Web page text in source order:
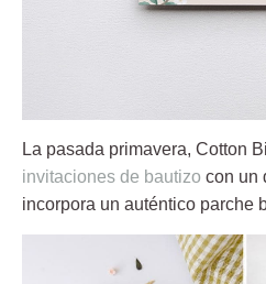
La pasada primavera, Cotton
invitaciones de bautizo con un
incorpora un auténtico parche